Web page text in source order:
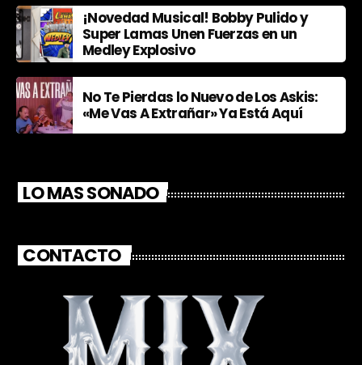
¡Novedad Musical! Bobby Pulido y
Super Lamas Unen Fuerzas en un
Medley Explosivo
No Te Pierdas lo Nuevo de Los Askis:
«Me Vas A Extrañar» Ya Está Aquí
LO MAS SONADO
CONTACTO